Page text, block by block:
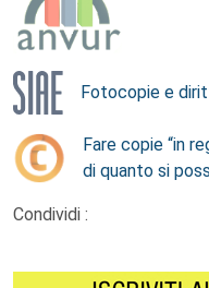
Fotocopie e
Fare copie “in
di quanto si
Condividi :